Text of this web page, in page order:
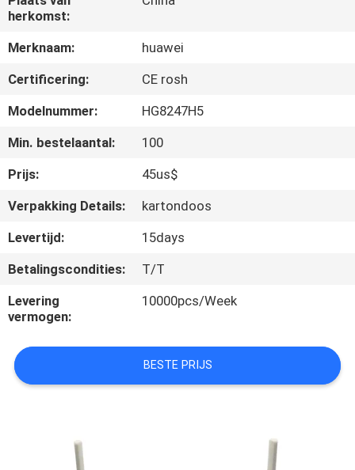
FABRIEKSREIS
KWALITEITSCONTROLE
CONTACTEER
ONS
VERZOEK
EEN
CITAAT
SITEMAP
POLICY
herkomst:
Merknaam:
huawei
Certificering:
CE rosh
Modelnummer:
HG8247H5
Min. bestelaantal:
100
Prijs:
45us$
Verpakking Details:
kartondoos
Levertijd:
15days
Betalingscondities:
T/T
Levering
vermogen:
10000pcs/Week
BESTE PRIJS